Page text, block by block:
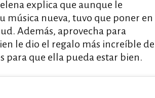
explica que aunque le
música nueva, tuvo que poner en
Además, aprovecha para
le dio el regalo más increíble del
para que ella pueda estar bien.